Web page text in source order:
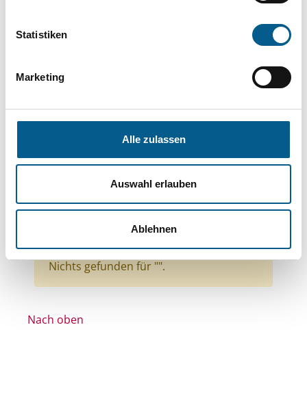
Statistiken
Marketing
Alle zulassen
Auswahl erlauben
Ablehnen
Suchen
Themen: Ländliche Entwicklung
Themen: Bürgerschaftliches Engagement
Themen: Gesundheitswesen
Themen: Bildung und Erziehung
Themen: Natur- & Umweltschutz
Alle Filter entfernen
Nichts gefunden für "".
Nach oben